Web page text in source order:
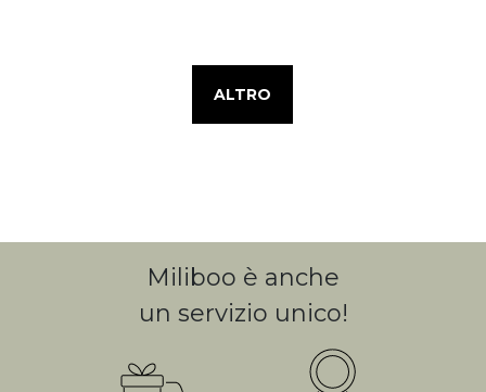
ALTRO
Miliboo è anche
un servizio unico!